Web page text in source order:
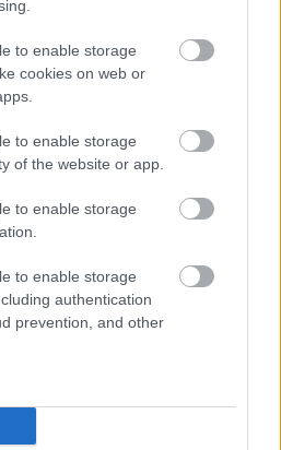
to enable storage
cookies on web or
to enable storage
of the website or app.
to enable storage
to enable storage
authentication
prevention, and other
να προσελκύσει